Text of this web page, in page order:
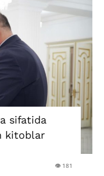
sifatida
kitoblar
👁 181